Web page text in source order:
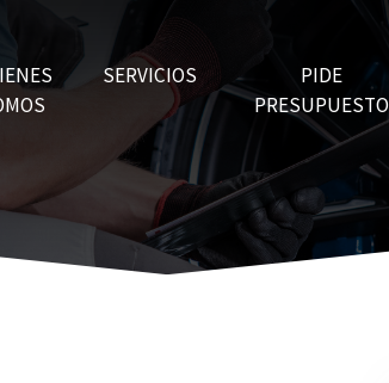
SERVICIOS
PIDE
PRESUPUESTO